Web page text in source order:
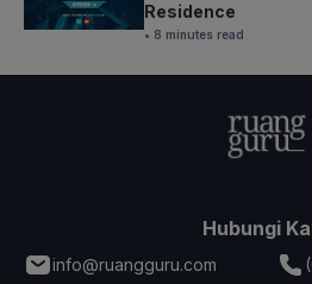
Residence
• 8 minutes read
Hubungi
info@ruangguru.com